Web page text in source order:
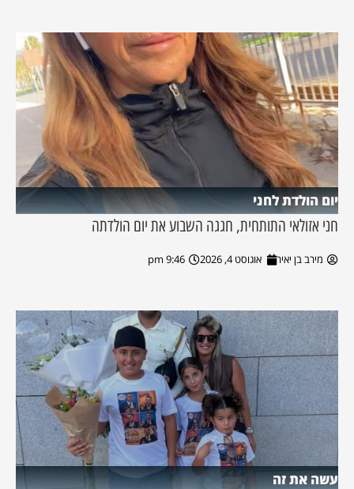
יום הולדת לחני
חני אזולאי התותחית, חגגה השבוע את יום הולדתה
מירב בן יאיר אוגוסט 4, 2026 9:46 pm
עשה את זה